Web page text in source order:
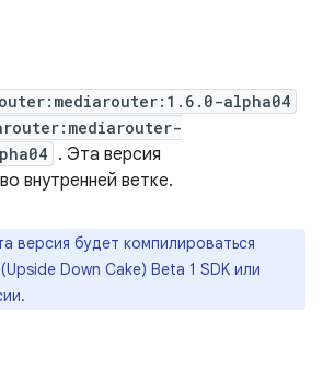
alpha04
. Эта версия
внутренней ветке.
версия будет компилироваться
Down Cake) Beta 1 SDK или